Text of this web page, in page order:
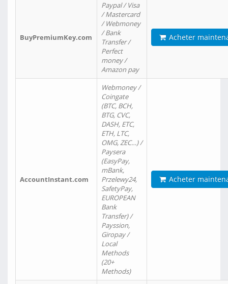
BuyPremiumKey.com
Paypal / Visa
/ Mastercard
/ Webmoney
/ Bank
Transfer /
Perfect
money /
Amazon pay
Acheter
AccountInstant.com
Webmoney /
Coingate
(BTC, BCH,
BTG, CVC,
DASH, ETC,
ETH, LTC,
OMG, ZEC…) /
Paysera
(EasyPay,
mBank,
Przelewy24,
SafetyPay,
EUROPEAN
Bank
Transfer) /
Payssion,
Giropay /
Local
Methods
(20+
Methods)
Acheter